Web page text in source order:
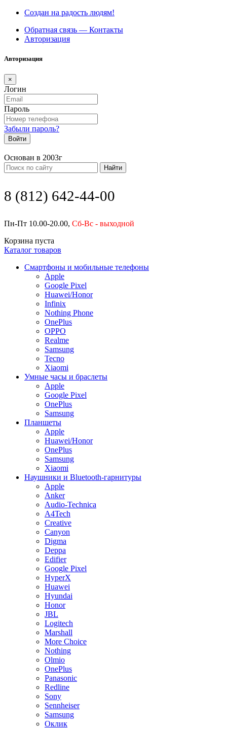
Создан на радость людям!
Обратная связь — Контакты
Авторизация
Авторизация
×
Логин
Пароль
Забыли пароль?
Войти
Основан в 2003г
Найти
8 (812) 642-44-00
Пн-Пт 10.00-20.00, Сб-Вс - выходной
Корзина пуста
Каталог товаров
Смартфоны и мобильные телефоны
Apple
Google Pixel
Huawei/Honor
Infinix
Nothing Phone
OnePlus
OPPO
Realme
Samsung
Tecno
Xiaomi
Умные часы и браслеты
Apple
Google Pixel
OnePlus
Samsung
Планшеты
Apple
Huawei/Honor
OnePlus
Samsung
Xiaomi
Наушники и Bluetooth-гарнитуры
Apple
Anker
Audio-Technica
A4Tech
Creative
Canyon
Digma
Deppa
Edifier
Google Pixel
HyperX
Huawei
Hyundai
Honor
JBL
Logitech
Marshall
More Choice
Nothing
Olmio
OnePlus
Panasonic
Redline
Sony
Sennheiser
Samsung
Оклик